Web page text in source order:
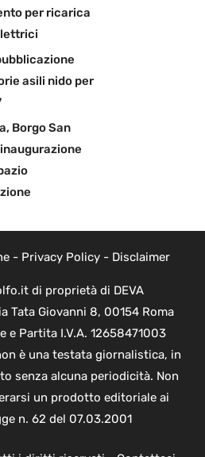
per ricarica
asili nido per
Borgo San
- Privacy Policy- Disclaimer
di proprietà di DEVA
Tata Giovanni 8, 00154 Roma
e Partita I.V.A. 12658471003
è una testata giornalistica, in
senza alcuna periodicità. Non
un prodotto editoriale ai
n. 62 del 07.03.2001